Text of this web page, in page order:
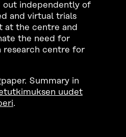
independently of
and virtual trials
at the centre and
the need for
research centre for
Summary in
uudet
.